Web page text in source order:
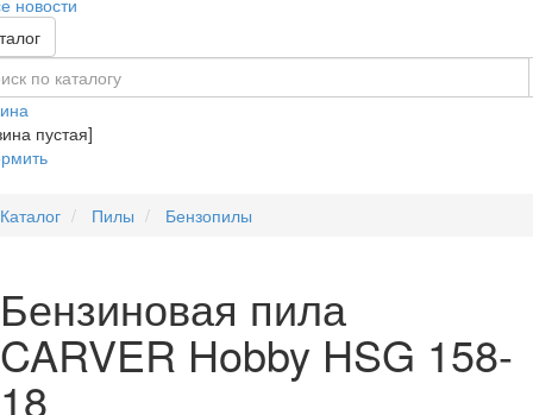
новости
пустая]
Каталог Пилы Бензопилы
Бензиновая пила
CARVER Hobby HSG 158-
18